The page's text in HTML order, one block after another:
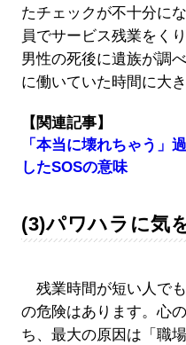
たチェックが不十分に
員でサービス残業をく
男性の死後に遺族が調
に働いていた時間に大
【関連記事】
「本当に壊れちゃう」
したSOSの意味
(3)パワハラに気
残業時間が短い人でも
の危険はあります。心
ち、最大の原因は「職